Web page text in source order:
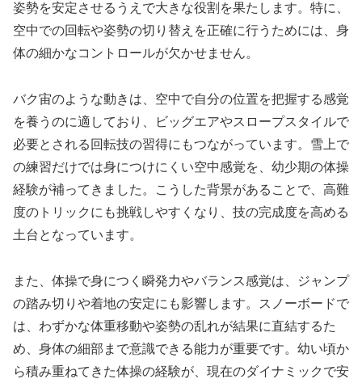
姿勢を安定させるうえで大きな役割を果たします。特に、
空中での回転や姿勢の切り替えを正確に行うためには、身
体の細かなコントロールが欠かせません。
バク宙のような動きは、空中で自分の位置を把握する感覚
を養うのに適しており、ビッグエアやスロープスタイルで
必要とされる回転技の習得にもつながっています。雪上で
の練習だけでは身につけにくい空中感覚を、幼少期の体操
経験が補ってきました。こうした背景があることで、高難
度のトリックにも挑戦しやすくなり、技の完成度を高める
土台となっています。
また、体操で身につく瞬発力やバランス感覚は、ジャンプ
の踏み切りや着地の安定にも影響します。スノーボードで
は、わずかな体重移動や姿勢の乱れが結果に直結するた
め、身体の細部まで意識できる能力が重要です。幼い頃か
ら積み重ねてきた体操の経験が、現在のダイナミックで安